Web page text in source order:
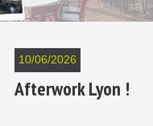
10/06/2026
Afterwork Lyon !